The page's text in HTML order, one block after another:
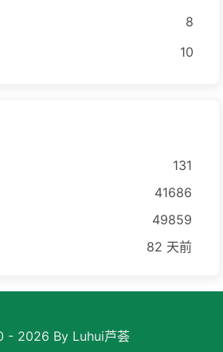
8
10
131
41686
49859
82 天前
- 2026 By Luhui芦荟